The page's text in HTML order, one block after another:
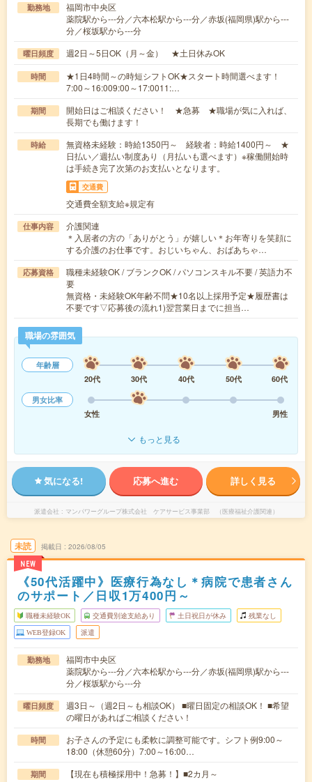
勤務地
福岡市中央区
薬院駅から---分／六本松駅から---分／赤坂(福岡県)駅から---
分／桜坂駅から---分
曜日頻度 週2日～5日OK（月～金） ★土日休みOK
時間
★1日4時間～の時短シフトOK★スタート時間選べます！
7:00～16:009:00～17:0011:…
期間
開始日はご相談ください！ ★急募 ★職場が気に入れば、
長期でも働けます！
時給
無資格未経験：時給1350円～ 経験者：時給1400円～ ★
日払い／週払い制度あり（月払いも選べます）※稼働開始時
は手続き完了次第のお支払いとなります。
交通費
交通費全額支給※規定有
仕事内容
介護関連
＊入居者の方の「ありがとう」が嬉しい＊お年寄りを笑顔に
する介護のお仕事です。おじいちゃん、おばあちゃ…
応募資格
職種未経験OK / ブランクOK / パソコンスキル不要 / 英語力不
要
無資格・未経験OK年齢不問★10名以上採用予定★履歴書は
不要です▽応募後の流れ1)翌営業日までに担当…
職場の雰囲気
年齢層
20代
30代 40代 50代
60代
男女比率
女性
男性
もっと見る
気になる! 応募へ進む 詳しく見る
派遣会社 マンパワーグループ株式会社 ケアサービス事業部 （医療福祉介護関連）
未読
NEW
掲載日 2026/08/05
《50代活躍中》医療行為なし＊病院で患者さん
のサポート／日収1万400円～
職種未経験OK 交通費別途支給あり 土日祝日が休み 残業なし
WEB登録OK 派遣
勤務地
福岡市中央区
薬院駅から---分／六本松駅から---分／赤坂(福岡県)駅から---
分／桜坂駅から---分
曜日頻度
週3日～（週2日～も相談OK） ■曜日固定の相談OK！ ■希望
の曜日があればご相談ください！
時間
お子さんの予定にも柔軟に調整可能です。シフト例9:00～
18:00（休憩60分）7:00～16:00…
期間 【現在も積極採用中！急募！】■2カ月～